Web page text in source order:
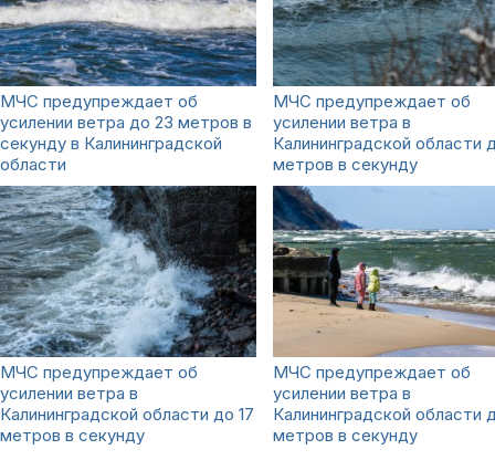
МЧС предупреждает об
усилении ветра до 23 метров в
секунду в Калининградской
области
МЧС предупреждает об
усилении ветра в
Калининградской области
метров в секунду
МЧС предупреждает об
усилении ветра в
Калининградской области до 17
метров в секунду
МЧС предупреждает об
усилении ветра в
Калининградской области
метров в секунду